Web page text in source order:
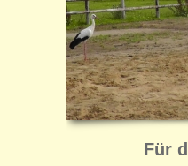
Für